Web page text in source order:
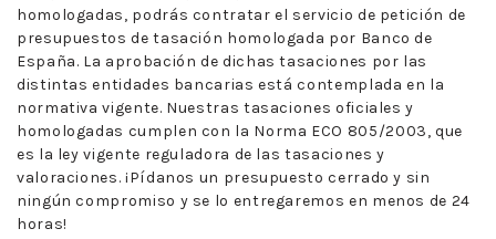
homologadas, podrás contratar el servicio de petición de
presupuestos de tasación homologada por Banco de
España. La aprobación de dichas tasaciones por las
distintas entidades bancarias está contemplada en la
normativa vigente. Nuestras tasaciones oficiales y
homologadas cumplen con la Norma ECO 805/2003, que
es la ley vigente reguladora de las tasaciones y
valoraciones. ¡Pídanos un presupuesto cerrado y sin
ningún compromiso y se lo entregaremos en menos de 24
horas!